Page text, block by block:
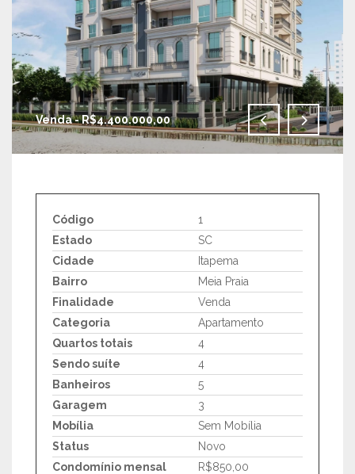
Venda - R$4.400.000,00
Código
1
Estado
SC
Cidade
Itapema
Bairro
Meia Praia
Finalidade
Venda
Categoria
Apartamento
Quartos totais
4
Sendo suíte
4
Banheiros
5
Garagem
3
Mobília
Sem Mobília
Status
Novo
Condomínio mensal
R$850,00